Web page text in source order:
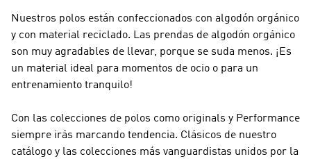
Nuestros polos están confeccionados con algodón orgánico
y con material reciclado. Las prendas de algodón orgánico
son muy agradables de llevar, porque se suda menos. ¡Es
un material ideal para momentos de ocio o para un
entrenamiento tranquilo!
Con las colecciones de polos como originals y Performance
siempre irás marcando tendencia. Clásicos de nuestro
catálogo y las colecciones más vanguardistas unidos por la